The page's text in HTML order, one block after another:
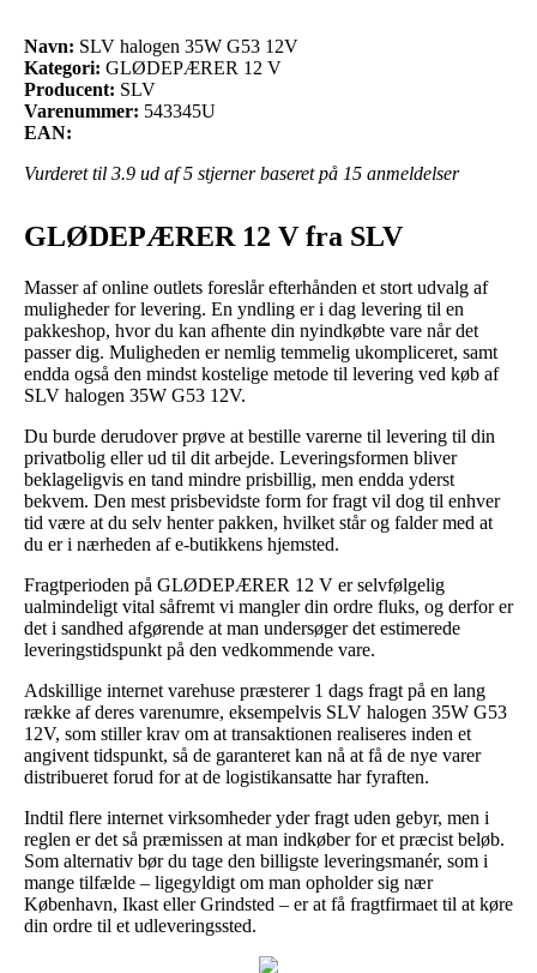
Navn: SLV halogen 35W G53 12V
Kategori: GLØDEPÆRER 12 V
Producent: SLV
Varenummer: 543345U
EAN:
Vurderet til 3.9 ud af 5 stjerner baseret på 15 anmeldelser
GLØDEPÆRER 12 V fra SLV
Masser af online outlets foreslår efterhånden et stort udvalg af
muligheder for levering. En yndling er i dag levering til en
pakkeshop, hvor du kan afhente din nyindkøbte vare når det
passer dig. Muligheden er nemlig temmelig ukompliceret, samt
endda også den mindst kostelige metode til levering ved køb af
SLV halogen 35W G53 12V.
Du burde derudover prøve at bestille varerne til levering til din
privatbolig eller ud til dit arbejde. Leveringsformen bliver
beklageligvis en tand mindre prisbillig, men endda yderst
bekvem. Den mest prisbevidste form for fragt vil dog til enhver
tid være at du selv henter pakken, hvilket står og falder med at
du er i nærheden af e-butikkens hjemsted.
Fragtperioden på GLØDEPÆRER 12 V er selvfølgelig
ualmindeligt vital såfremt vi mangler din ordre fluks, og derfor er
det i sandhed afgørende at man undersøger det estimerede
leveringstidspunkt på den vedkommende vare.
Adskillige internet varehuse præsterer 1 dags fragt på en lang
række af deres varenumre, eksempelvis SLV halogen 35W G53
12V, som stiller krav om at transaktionen realiseres inden et
angivent tidspunkt, så de garanteret kan nå at få de nye varer
distribueret forud for at de logistikansatte har fyraften.
Indtil flere internet virksomheder yder fragt uden gebyr, men i
reglen er det så præmissen at man indkøber for et præcist beløb.
Som alternativ bør du tage den billigste leveringsmanér, som i
mange tilfælde – ligegyldigt om man opholder sig nær
København, Ikast eller Grindsted – er at få fragtfirmaet til at køre
din ordre til et udleveringssted.